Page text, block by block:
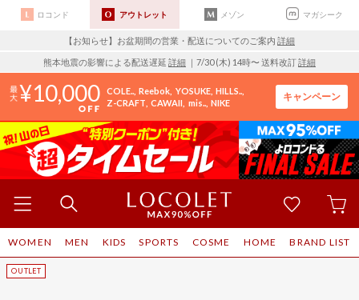
ロコンド アウトレット メゾン マガシーク
【お知らせ】お盆期間の営業・配送についてのご案内 詳細
熊本地震の影響による配送遅延 詳細 ｜7/30 (木) 14時〜 送料改訂詳細
10,000 COLE.. Reebok YOSUKE HILLS..
Z-CRAFT CAWAII mis.. NIKE
キャンペーン
WOMEN MEN KIDS SPORTS COSME HOME BRAND LIST